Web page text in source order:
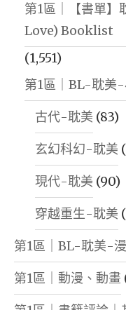
第1區｜【書單】
Love) Booklist
(1,551)
第1區｜BL-耽美
古代-耽美 (83)
玄幻科幻-耽美
現代-耽美 (90)
穿越重生-耽美
第1區｜BL-耽美-
第1區｜動漫、動畫